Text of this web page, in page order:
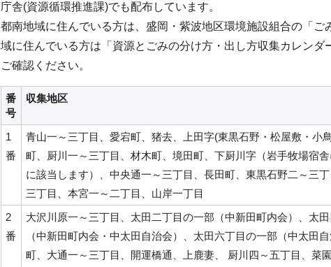
庁舎(資源循環推進課)でも配布しています。
都南地域に住んでいる方は、盛岡・紫波地区環境施設組合の「ご
域に住んでいる方は「資源とごみの分け方・出し方収集カレンダ
ご確認ください。
番
号
収集地区
1
番
青山一～三丁目、愛宕町、猪去、上田字(東黒石野・松屋敷・小
町、厨川一～三丁目、材木町、境田町、下厨川字（岩手牧場宿
に該当します）、中央通一～三丁目、長田町、東黒石野二～三
三丁目、本宮一～二丁目、山岸一丁目
2
番
大沢川原一～三丁目、太田二丁目の一部（中新田町内会）、太
（中新田町内会・中太田自治会）、太田六丁目の一部（中太田
町、大通一～三丁目、開運橋通、上鹿妻、 厨川四～五丁目、菜